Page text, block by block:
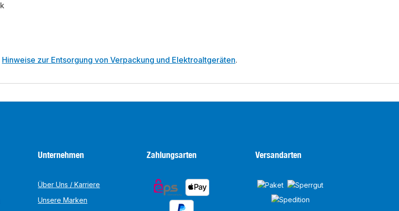
Hinweise zur Entsorgung von Verpackung und Elektroaltgeräten.
Unternehmen
Über Uns / Karriere
Unsere Marken
Zahlungsarten Versandarten